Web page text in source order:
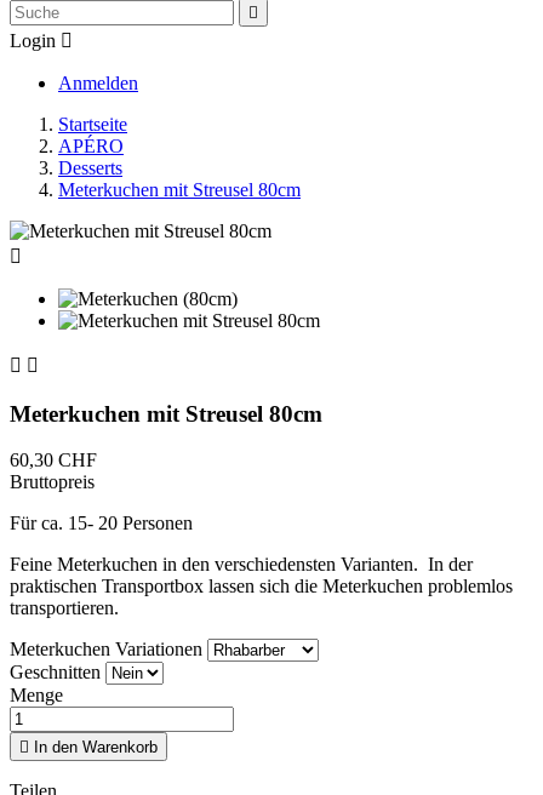

Login 
Anmelden
Startseite
APÉRO
Desserts
Meterkuchen mit Streusel 80cm

 
Meterkuchen mit Streusel 80cm
60,30 CHF
Bruttopreis
Für ca. 15- 20 Personen
Feine Meterkuchen in den verschiedensten Varianten. In der
praktischen Transportbox lassen sich die Meterkuchen problemlos
transportieren.
Meterkuchen Variationen
Geschnitten
Menge
 In den Warenkorb